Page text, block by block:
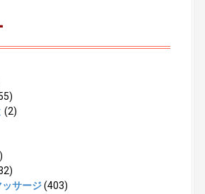
(2)
サージ(403)